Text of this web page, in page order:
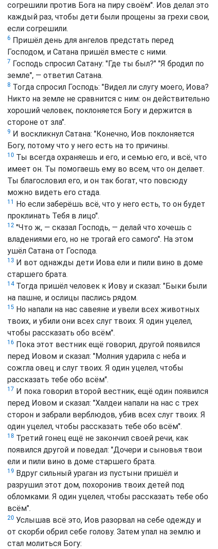
согрешили против Бога на пиру своём". Иов делал это
каждый раз, чтобы дети были прощены за грехи свои,
если согрешили.
6 Пришёл день для ангелов предстать перед
Господом, и Сатана пришёл вместе с ними.
7 Господь спросил Сатану: "Где ты был?" "Я бродил по
земле", — ответил Сатана.
8 Тогда спросил Господь: "Видел ли слугу моего, Иова?
Никто на земле не сравнится с ним: он действительно
хороший человек, поклоняется Богу и держится в
стороне от зла".
9 И воскликнул Сатана: "Конечно, Иов поклоняется
Богу, потому что у него есть на то причины.
10 Ты всегда охраняешь и его, и семью его, и всё, что
имеет он. Ты помогаешь ему во всем, что он делает.
Ты благословил его, и он так богат, что повсюду
можно видеть его стада.
11
Но если заберёшь всё, что у него есть, то он будет
проклинать Тебя в лицо".
12 "Что ж, — сказал Господь, — делай что хочешь с
владениями его, но не трогай его самого". На этом
ушёл Сатана от Господа.
13 И вот однажды дети Иова ели и пили вино в доме
старшего брата.
14Тогда пришёл человек к Иову и сказал: "Быки были
на пашне, и ослицы паслись рядом.
15 Но напали на нас савеяне и увели всех животных
твоих, и убили они всех слуг твоих. Я один уцелел,
чтобы рассказать обо всём".
16 Пока этот вестник ещё говорил, другой появился
перед Иовом и сказал: "Молния ударила с неба и
сожгла овец и слуг твоих. Я один уцелел, чтобы
рассказать тебе обо всём".
17 И пока говорил второй вестник, ещё один появился
перед Иовом и сказал: "Халдеи напали на нас с трех
сторон и забрали верблюдов, убив всех слуг твоих. Я
один уцелел, чтобы рассказать тебе обо всём".
18 Третий гонец ещё не закончил своей речи, как
появился другой и поведал: "Дочери и сыновья твои
ели и пили вино в доме старшего брата.
19 Вдруг сильный ураган из пустыни пришёл и
разрушил этот дом, похоронив твоих детей под
обломками. Я один уцелел, чтобы рассказать тебе обо
всём".
20 Услышав всё это, Иов разорвал на себе одежду и
от скорби обрил себе голову. Затем упал на землю и
стал молиться Богу: